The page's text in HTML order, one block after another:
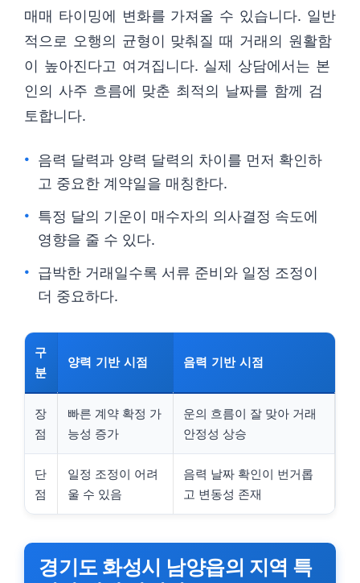
매매 타이밍에 변화를 가져올 수 있습니다. 일반
적으로 오행의 균형이 맞춰질 때 거래의 원활함
이 높아진다고 여겨집니다. 실제 상담에서는 본
인의 사주 흐름에 맞춘 최적의 날짜를 함께 검
토합니다.
음력 달력과 양력 달력의 차이를 먼저 확인하
고 중요한 계약일을 매칭한다.
특정 달의 기운이 매수자의 의사결정 속도에
영향을 줄 수 있다.
급박한 거래일수록 서류 준비와 일정 조정이
더 중요하다.
구
분
양력 기반 시점 음력 기반 시점
장
점
빠른 계약 확정 가
능성 증가
운의 흐름이 잘 맞아 거래
안정성 상승
단
점
일정 조정이 어려
울 수 있음
음력 날짜 확인이 번거롭
고 변동성 존재
경기도 화성시 남양읍의 지역 특